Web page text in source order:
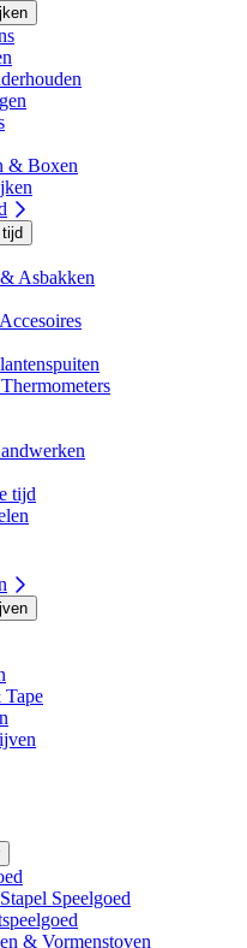
& Boxen
Asbakken
tijd
Tape
Speelgoed
& Vormenstoven